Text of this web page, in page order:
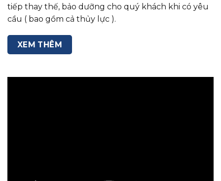
tiếp thay thế, bảo dưỡng cho quý khách khi có yêu
cầu ( bao gồm cả thủy lực ).
XEM THÊM